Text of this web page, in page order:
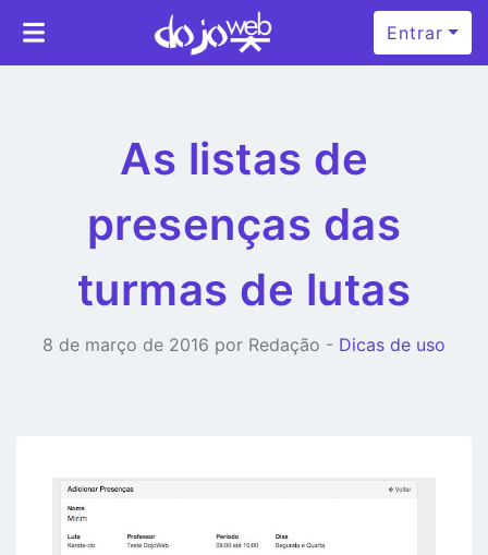
Entrar
As listas de
presenças das
turmas de lutas
8 de março de 2016 por Redação - Dicas de uso